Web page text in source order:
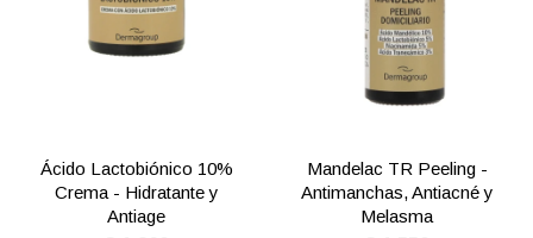
Ácido Lactobiónico 10%
Crema - Hidratante y
Antiage
Mandelac TR Peeling -
Antimanchas, Antiacné y
Melasma